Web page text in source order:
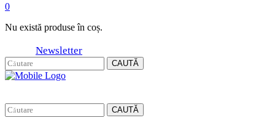
0
Nu există produse în coș.
Newsletter
CAUTĂ
CAUTĂ